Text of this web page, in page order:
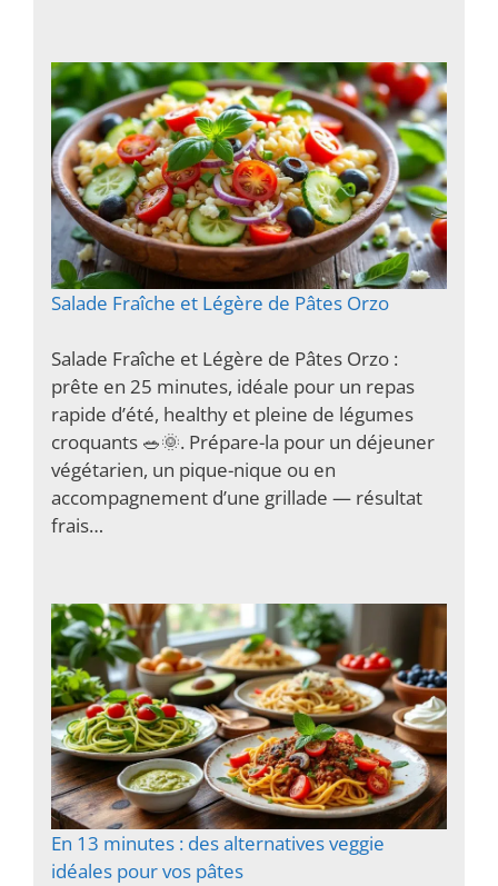
Salade Fraîche et Légère de Pâtes Orzo
Salade Fraîche et Légère de Pâtes Orzo :
prête en 25 minutes, idéale pour un repas
rapide d’été, healthy et pleine de légumes
croquants 🥗🌞. Prépare-la pour un déjeuner
végétarien, un pique-nique ou en
accompagnement d’une grillade — résultat
frais…
En 13 minutes : des alternatives veggie
idéales pour vos pâtes